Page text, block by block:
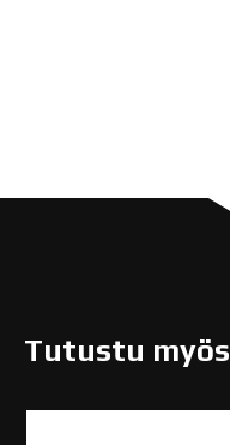
Tutustu myös